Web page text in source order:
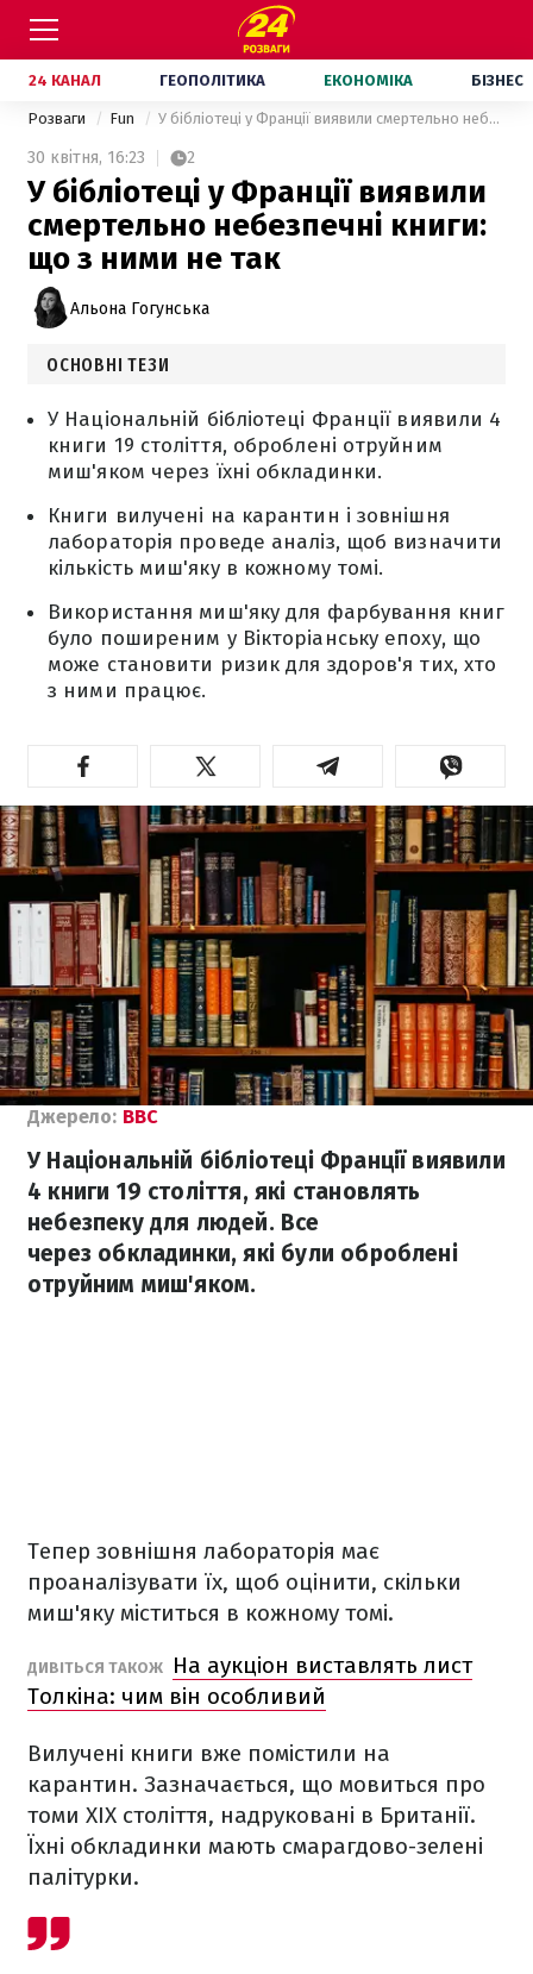
24 КАНАЛ ГЕОПОЛІТИКА ЕКОНОМІКА БІЗНЕС
Розваги Fun У бібліотеці у Франції виявили смертельно небезпечні книги: що з ними не так
30 квітня, 16:23 2
У бібліотеці у Франції виявили
смертельно небезпечні книги:
що з ними не так
Альона Гогунська
ОСНОВНІ ТЕЗИ
У Національній бібліотеці Франції виявили 4
книги 19 століття, оброблені отруйним
миш'яком через їхні обкладинки.
Книги вилучені на карантин і зовнішня
лабораторія проведе аналіз, щоб визначити
кількість миш'яку в кожному томі.
Використання миш'яку для фарбування книг
було поширеним у Вікторіанську епоху, що
може становити ризик для здоров'я тих, хто
з ними працює.
Джерело: ВВС
У Національній бібліотеці Франції виявили
4 книги 19 століття, які становлять
небезпеку для людей. Все
через обкладинки, які були оброблені
отруйним миш'яком.
Тепер зовнішня лабораторія має
проаналізувати їх, щоб оцінити, скільки
миш'яку міститься в кожному томі.
ДИВІТЬСЯ ТАКОЖ
На аукціон виставлять лист
Толкіна: чим він особливий
Вилучені книги вже помістили на
карантин. Зазначається, що мовиться про
томи XIX століття, надруковані в Британії.
Їхні обкладинки мають смарагдово-зелені
палітурки.